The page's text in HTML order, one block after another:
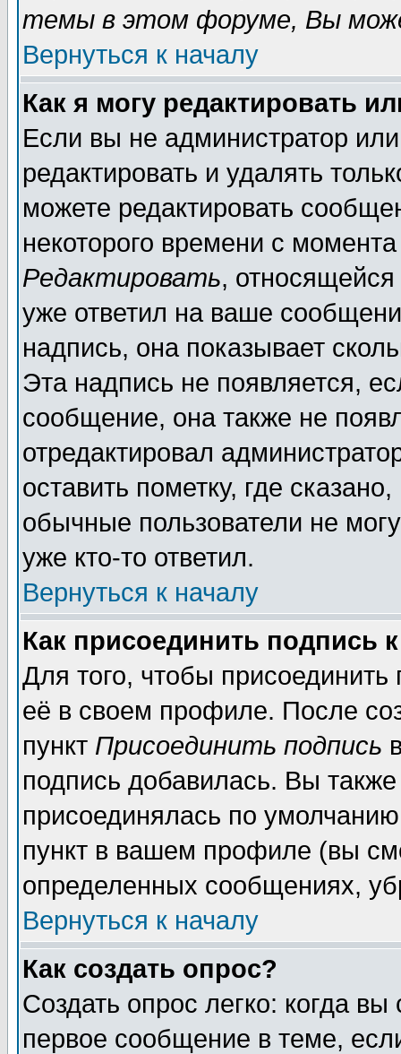
темы в этом форуме, Вы
Вернуться к началу
Как я могу редактировать
Если вы не администратор
редактировать и удалять
можете редактировать
некоторого времени с
Редактировать,
уже ответил на ваше
надпись, она показывает
Эта надпись не появляется,
сообщение, она также не
отредактировал
оставить пометку, где
обычные пользователи не
уже кто-то ответил.
Вернуться к началу
Как присоединить подпись
Для того, чтобы
её в своем профиле. После
пункт Присоединить подпись
подпись добавилась. Вы
присоединялась по
пункт в вашем профиле (вы
определенных сообщениях,
Вернуться к началу
Как создать опрос?
Создать опрос легко: когда
первое сообщение в теме,